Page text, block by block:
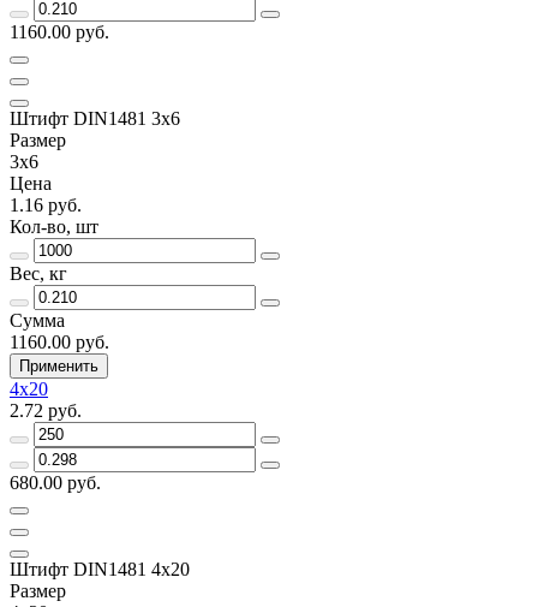
1160.00 руб.
Штифт DIN1481 3х6
Размер
3х6
Цена
1.16 руб.
Кол-во, шт
Вес, кг
Сумма
1160.00 руб.
Применить
4х20
2.72 руб.
680.00 руб.
Штифт DIN1481 4х20
Размер